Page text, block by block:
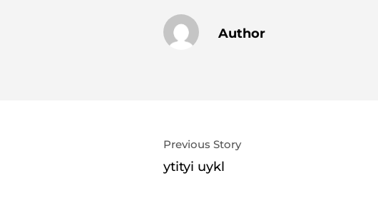
Author
Previous Story
ytityi uykl